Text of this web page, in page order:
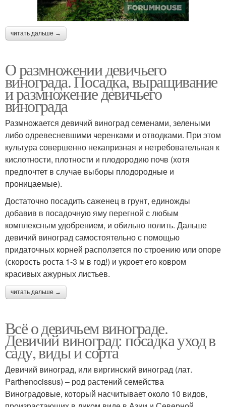
читать дальше →
О размножении девичьего
винограда. Посадка, выращивание
и размножение девичьего
винограда
Размножается девичий виноград семенами, зелеными
либо одревесневшими черенками и отводками. При этом
культура совершенно некапризная и нетребовательная к
кислотности, плотности и плодородию почв (хотя
предпочтет в случае выборы плодородные и
проницаемые).
Достаточно посадить саженец в грунт, единожды
добавив в посадочную яму перегной с любым
комплексным удобрением, и обильно полить. Дальше
девичий виноград самостоятельно с помощью
придаточных корней расползется по строению или опоре
(скорость роста 1-3 м в год!) и укроет его ковром
красивых ажурных листьев.
читать дальше →
Всё о девичьем винограде.
Девичий виноград: посадка уход в
саду, виды и сорта
Девичий виноград, или виргинский виноград (лат.
Parthenocissus) – род растений семейства
Виноградовые, который насчитывает около 10 видов,